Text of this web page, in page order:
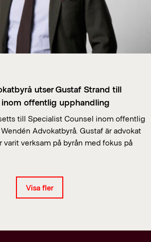
utser Gustaf Strand till
inom offentlig upphandling
till Specialist Counsel inom offentlig
Advokatbyrå. Gustaf är advokat
varit verksam på byrån med fokus på
Visa fler